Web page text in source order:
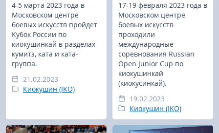
4-5 марта 2023 года в
Московском центре
боевых искусств пройдет
Кубок России по
киокушинкай в разделах
кумитэ, ката и ката-
группа.
21.02.2023
Киокушин (IKO)
17-19 февраля 2023 года в
Московском центре
боевых искусств
проходили
международные
соревнования Russian
Open Junior Cup по
киокушинкай
(киокусинкай).
19.02.2023
Киокушин (IKO)